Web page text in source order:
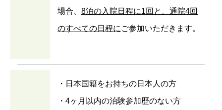
場合、 8泊の入院日程に1回と、通院4回
のすべての日程に ご参加いただきます。
・日本国籍をお持ちの日本人の方
・4ヶ月以内の治験参加歴のない方